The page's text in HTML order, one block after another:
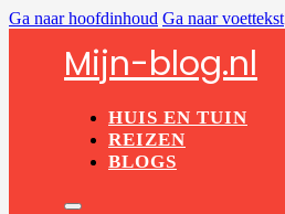
Ga naar hoofdinhoud Ga naar voettekst
Mijn-blog.nl
HUIS EN TUIN
REIZEN
BLOGS